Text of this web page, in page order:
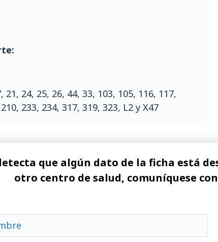
21, 24, 25, 26, 44, 33, 103, 105, 116, 117,
233, 234, 317, 319, 323, L2 y X47
que algún dato de la ficha está
otro centro de salud, comuníquese